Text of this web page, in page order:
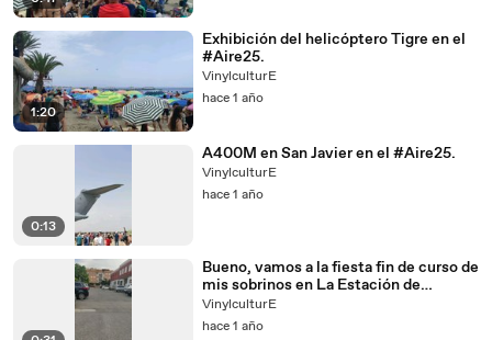
1:20
Exhibición del helicóptero Tigre en el
#Aire25.
VinylculturE
hace 1 año
0:13
A400M en San Javier en el #Aire25.
VinylculturE
hace 1 año
Bueno, vamos a la fiesta fin de curso de
mis sobrinos en La Estación de
Beniaján.
VinylculturE
hace 1 año